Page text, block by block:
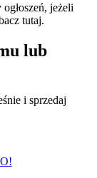
jeżeli
tutaj.
lub
i sprzedaj